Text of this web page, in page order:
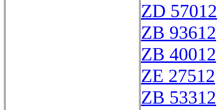
ZD 57012
ZB 93612
ZB 40012
ZE 27512
ZB 53312